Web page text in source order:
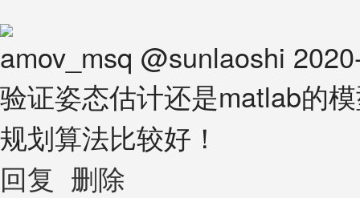
amov_msq @sunlaoshi
验证姿态估计还是matlab的
规划算法比较好！
回复 删除